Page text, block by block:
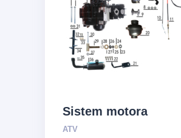
Sistem motora
ATV